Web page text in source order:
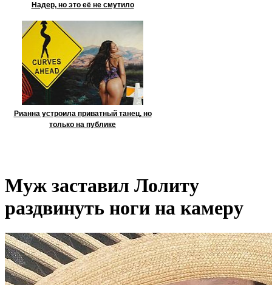
Надер, но это её не смутило
Рианна устроила приватный танец, но
только на публике
Муж заставил Лолиту
раздвинуть ноги на камеру